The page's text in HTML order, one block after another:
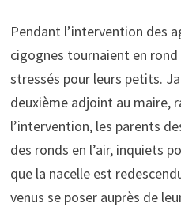
Pendant l’intervention des
cigognes tournaient en
stressés pour leurs petits.
deuxième adjoint au maire,
l’intervention, les parents
des ronds en l’air, inquiets
que la nacelle est
venus se poser auprès de